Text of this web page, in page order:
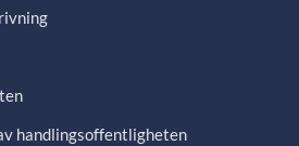
handlingsoffentligheten